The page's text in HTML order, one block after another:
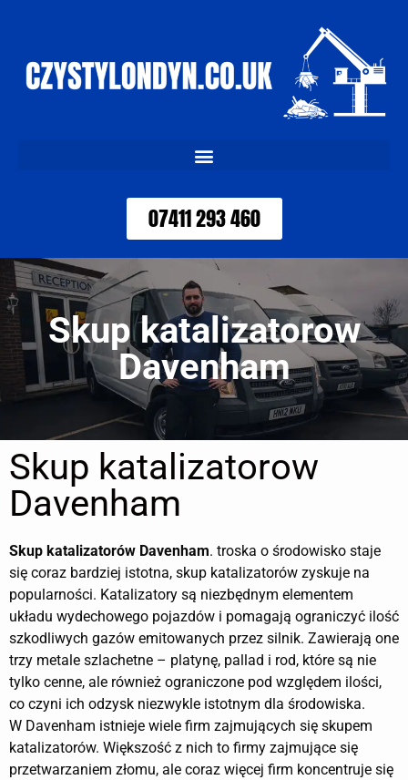
07411 293 460
Skup katalizatorow
Davenham
Skup katalizatorow
Davenham
Skup katalizatorów Davenham. troska o środowisko staje
się coraz bardziej istotna, skup katalizatorów zyskuje na
popularności. Katalizatory są niezbędnym elementem
układu wydechowego pojazdów i pomagają ograniczyć ilość
szkodliwych gazów emitowanych przez silnik. Zawierają one
trzy metale szlachetne – platynę, pallad i rod, które są nie
tylko cenne, ale również ograniczone pod względem ilości,
co czyni ich odzysk niezwykle istotnym dla środowiska.
W Davenham istnieje wiele firm zajmujących się skupem
katalizatorów. Większość z nich to firmy zajmujące się
przetwarzaniem złomu, ale coraz więcej firm koncentruje się